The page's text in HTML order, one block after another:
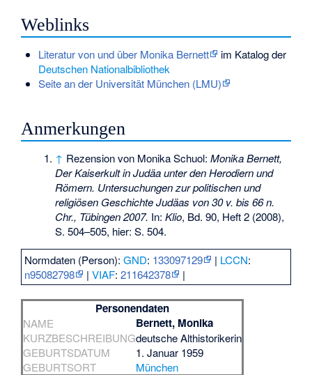
Weblinks
Literatur von und über Monika Bernett
im Katalog der
Deutschen Nationalbibliothek
Seite an der Universität München (LMU)
Anmerkungen
↑ Rezension von Monika Schuol:Monika Bernett,
Der Kaiserkult in Judäa unter den Herodiern und
Römern. Untersuchungen zur politischen und
religiösen Geschichte Judäas von 30 v. bis 66 n.
Chr., Tübingen 2007. In:Klio, Bd. 90, Heft 2 (2008),
S. 504–505, hier: S. 504.
Normdaten (Person):GND: 133097129 | LCCN:
n95082798
|VIAF:211642378 |
Personendaten
NAME Bernett, Monika
KURZBESCHREIBUNGdeutsche Althistorikerin
GEBURTSDATUM
1. Januar 1959
GEBURTSORT
München